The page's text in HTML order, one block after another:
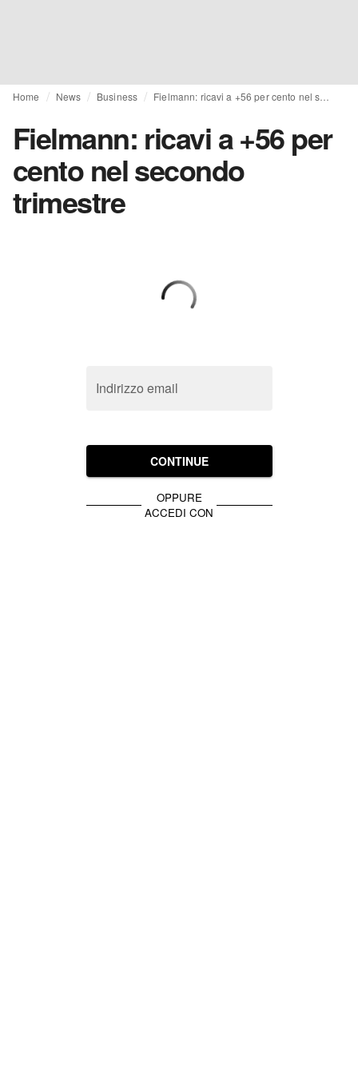
Home News Business
Fielmann: ricavi a +56 per
cento nel secondo
trimestre
Indirizzo email
CONTINUE
OPPURE
ACCEDI CON